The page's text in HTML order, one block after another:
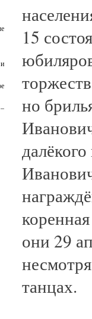
15
но
они 29
танцах.